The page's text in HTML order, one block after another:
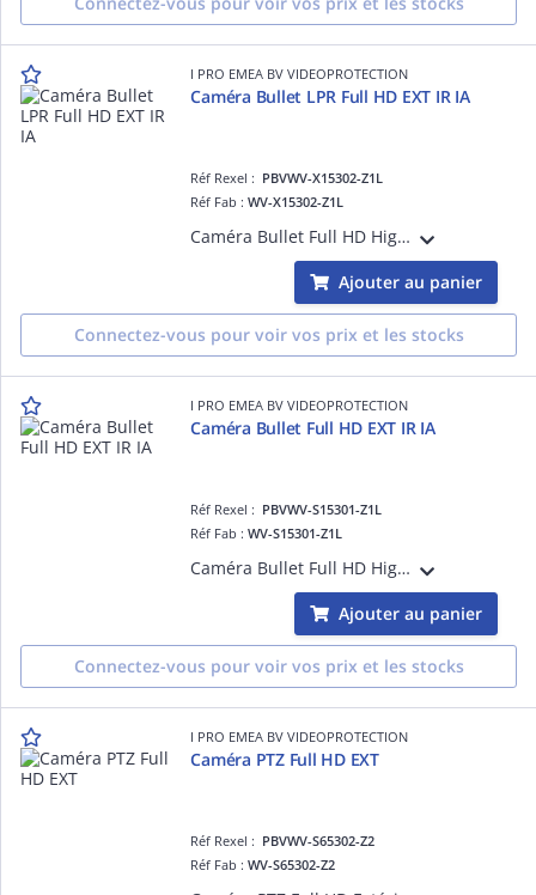
I PRO EMEA BV VIDEOPROTECTION
Caméra Bullet LPR Full HD EXT IR IA
Réf Rexel : PBVWV-X15302-Z1L
Réf Fab :WV-X15302-Z1L
Caméra Bullet Full HD High Zoom LPR Extérieur Antivandale IK10, H265 H264, 0,011 lux Couleur, Led IR 250m, 144dB, Objectif varifocal motorisé 4,7-47mm, avec plateforme ouverte d'intelligence artificielle
Ajouter au panier
Connectez-vous pour voir vos prix et les stocks
I PRO EMEA BV VIDEOPROTECTION
Caméra Bullet Full HD EXT IR IA
Réf Rexel : PBVWV-S15301-Z1L
Réf Fab :WV-S15301-Z1L
Caméra Bullet Full HD High Zoom Extérieur Antivandale IK10, H265 H264, 0,011 lux Couleur, Led IR 250m, 144dB, Objectif varifocal motorisé 4,7-47mm, avec plateforme ouverte d'intelligence artificielle
Ajouter au panier
Connectez-vous pour voir vos prix et les stocks
I PRO EMEA BV VIDEOPROTECTION
Caméra PTZ Full HD EXT
Réf Rexel : PBVWV-S65302-Z2
Réf Fab :WV-S65302-Z2